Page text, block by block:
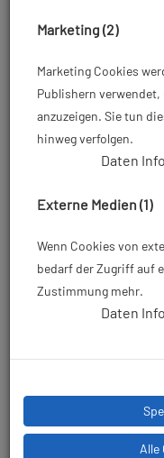
Schlauch
Mares XR Finimeter
Finimeter von Mares
119,00 €*
Herstellerpreis: 119,00 €
Marketing (2)
Marketing Cookies
Publishern
anzuzeigen. Sie tun
hinweg verfolgen.
Daten
Externe Medien (1)
Wenn Cookies von
bedarf der Zugriff auf
Zustimmung mehr.
Daten
Alle